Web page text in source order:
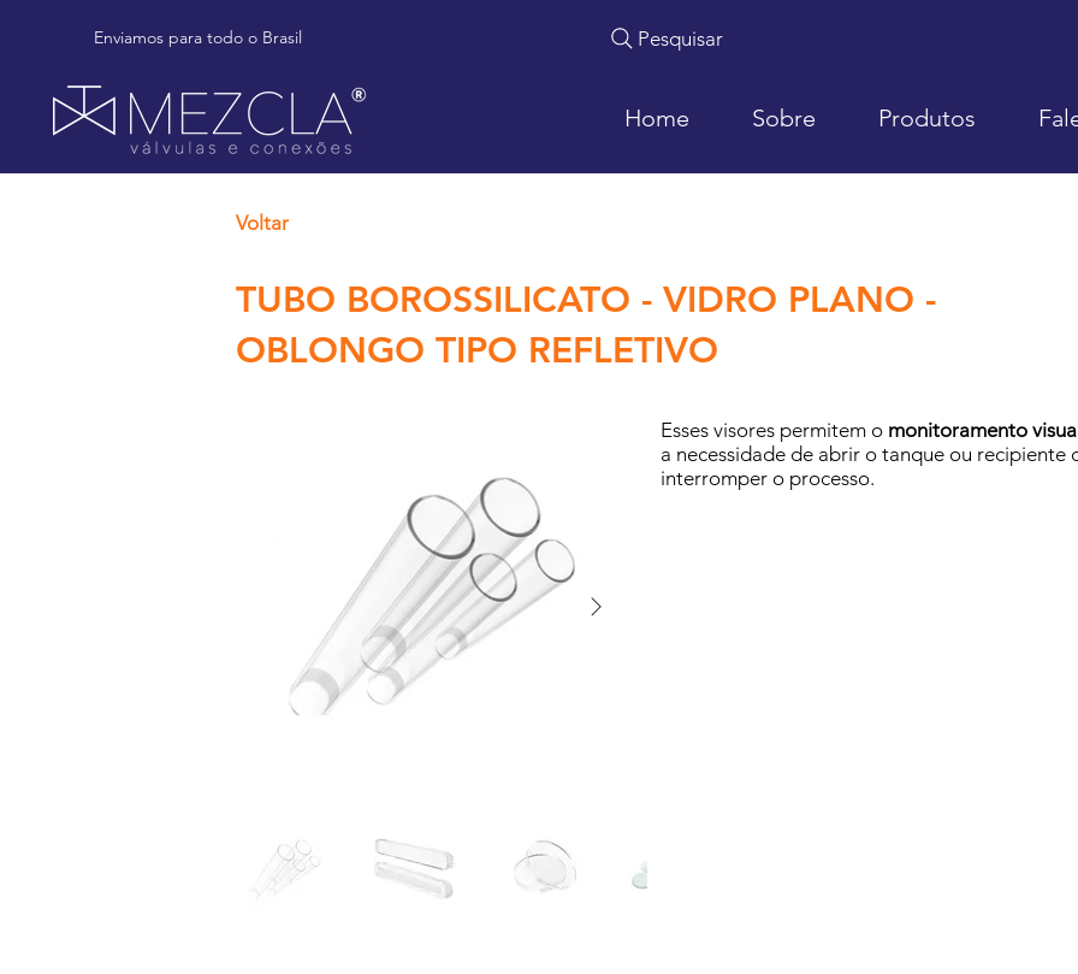
Enviamos para todo o Brasil Pesquisar
Home Sobre Produtos
Voltar
TUBO BOROSSILICATO - VIDRO PLANO -
OBLONGO TIPO REFLETIVO
Esses visores permitem o monitoramento visual
a necessidade de abrir o tanque ou recipiente
interromper o processo.